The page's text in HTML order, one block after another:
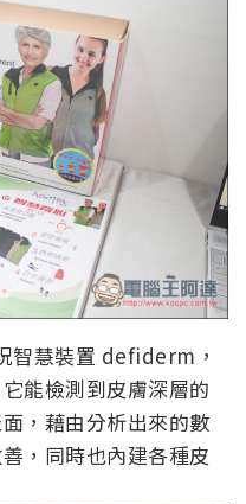
智慧裝置 defiderm，
能檢測到皮膚深層的
，藉由分析出來的數
，同時也內建各種皮